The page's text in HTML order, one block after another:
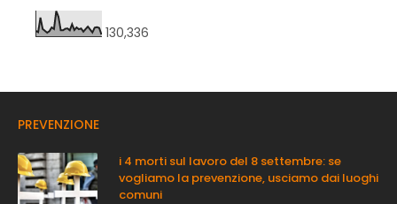
130,336
PREVENZIONE
i 4 morti sul lavoro del 8 settembre: se
vogliamo la prevenzione, usciamo dai luoghi
comuni